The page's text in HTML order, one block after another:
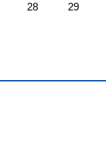
28
29